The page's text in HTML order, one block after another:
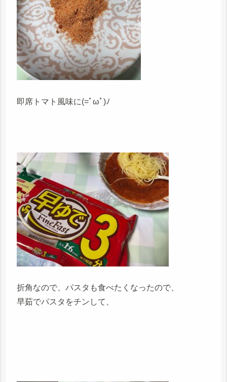
即席トマト風味に(=ﾟωﾟ)ﾉ
折角なので、パスタも食べたくなったので、
早茹でパスタをチンして、